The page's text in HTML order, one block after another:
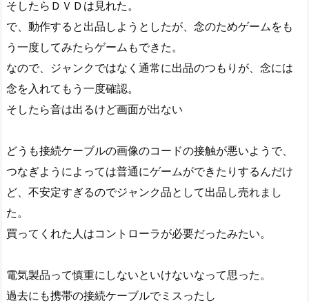
そしたらＤＶＤは見れた。
で、動作すると出品しようとしたが、念のためゲームをも
う一度してみたらゲームもできた。
なので、ジャンクではなく通常に出品のつもりが、念には
念を入れてもう一度確認。
そしたら音は出るけど画面が出ない
どうも接続ケーブルの画像のコードの接触が悪いようで、
つなぎようによっては普通にゲームができたりするんだけ
ど、不安定すぎるのでジャンク品として出品し売れまし
た。
買ってくれた人はコントローラが必要だったみたい。
電気製品って慎重にしないといけないなって思った。
過去にも携帯の接続ケーブルでミスったし